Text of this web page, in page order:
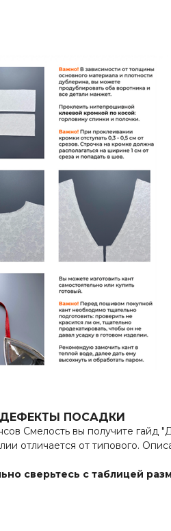
ПОСАДКИ
Смелость вы получите
отличается от типового.
сверьтесь с таблицей